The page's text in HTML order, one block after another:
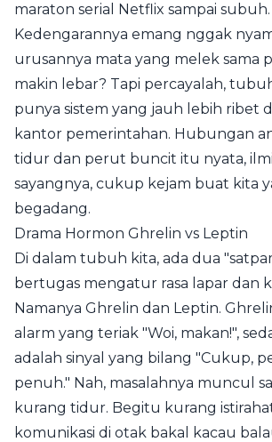
maraton serial Netflix sampai subuh.
Kedengarannya emang nggak
urusannya mata yang melek sama
makin lebar? Tapi percayalah,
punya sistem yang jauh lebih ribet
kantor pemerintahan. Hubungan
tidur dan perut buncit itu nyata,
sayangnya, cukup kejam buat kita
begadang.
Drama Hormon Ghrelin vs Leptin
Di dalam tubuh kita, ada dua
bertugas mengatur rasa lapar dan
Namanya Ghrelin dan Leptin.
alarm yang teriak "Woi, makan!",
adalah sinyal yang bilang "Cukup,
penuh." Nah, masalahnya muncul
kurang tidur. Begitu kurang
komunikasi di otak bakal kacau